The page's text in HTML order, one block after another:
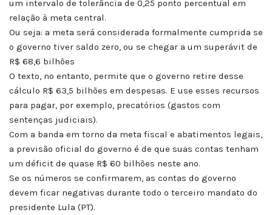
um intervalo de tolerância de 0,25 ponto percentual em
relação à meta central.
Ou seja: a meta será considerada formalmente cumprida se
o governo tiver saldo zero, ou se chegar a um superávit de
R$ 68,6 bilhões
O texto, no entanto, permite que o governo retire desse
cálculo R$ 63,5 bilhões em despesas. E use esses recursos
para pagar, por exemplo, precatórios (gastos com
sentenças judiciais).
Com a banda em torno da meta fiscal e abatimentos legais,
a previsão oficial do governo é de que suas contas tenham
um déficit de quase R$ 60 bilhões neste ano.
Se os números se confirmarem, as contas do governo
devem ficar negativas durante todo o terceiro mandato do
presidente Lula (PT).